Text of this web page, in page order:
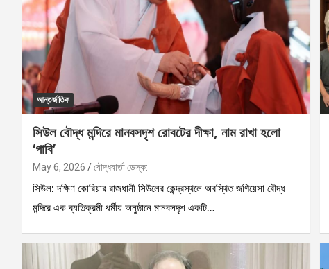
আন্তর্জাতিক
সিউল বৌদ্ধ মন্দিরে মানবসদৃশ রোবটের দীক্ষা, নাম রাখা হলো
‘গাবি’
May 6, 2026 বৌদ্ধবার্তা ডেস্ক:
সিউল: দক্ষিণ কোরিয়ার রাজধানী সিউলের কেন্দ্রস্থলে অবস্থিত জগিয়েসা বৌদ্ধ
মন্দিরে এক ব্যতিক্রমী ধর্মীয় অনুষ্ঠানে মানবসদৃশ একটি…